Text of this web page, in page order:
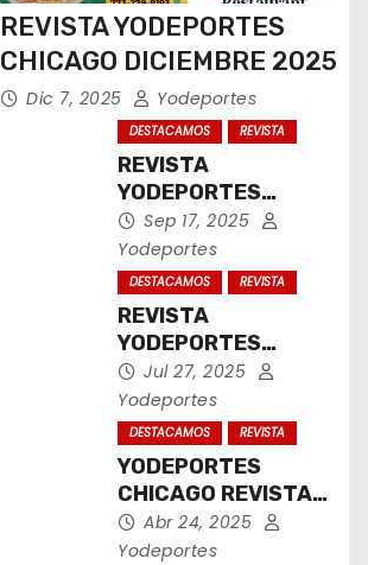
REVISTA YODEPORTES
CHICAGO DICIEMBRE 2025
Dic 7, 2025 Yodeportes
DESTACAMOS REVISTA
REVISTA
YODEPORTES
CHICAGO
SEPTIEMBRE 2025
Sep 17, 2025
Yodeportes
DESTACAMOS REVISTA
REVISTA
YODEPORTES
CHICAGO JULIO
2025
Jul 27, 2025
Yodeportes
DESTACAMOS REVISTA
YODEPORTES
CHICAGO REVISTA
IMPRESA ABRIL
2025
Abr 24, 2025
Yodeportes